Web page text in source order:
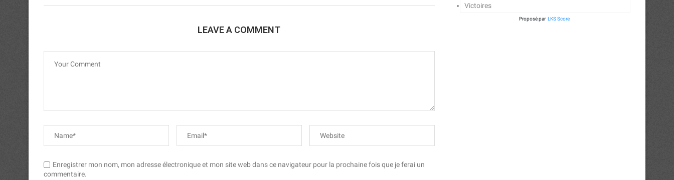
LEAVE A COMMENT
Enregistrer mon nom, mon adresse électronique et mon site web dans ce navigateur pour la prochaine fois que je ferai un
commentaire.
Victoires
Proposé par LKS Score